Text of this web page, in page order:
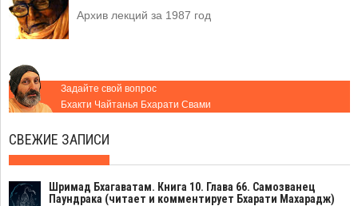
Архив лекций за 1987 год
Задайте свой вопрос
Бхакти Чайтанья Бхарати Свами
СВЕЖИЕ ЗАПИСИ
Шримад Бхагаватам. Книга 10. Глава 66. Самозванец
Паундрака (читает и комментирует Бхарати Махарадж)